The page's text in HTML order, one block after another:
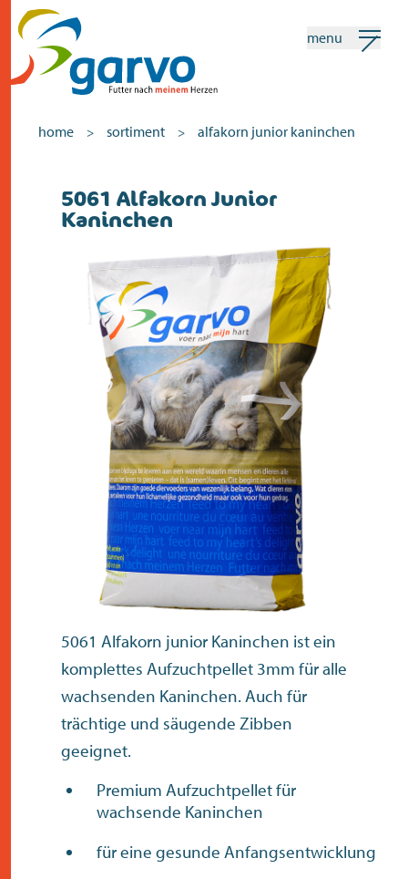
home
das herz
sortiment
geschäfte
neuigkeiten
kontakt
menu
home > sortiment > alfakorn junior kaninchen
5061 Alfakorn Junior
Kaninchen
5061 Alfakorn junior Kaninchen ist ein
komplettes Aufzuchtpellet 3mm für alle
wachsenden Kaninchen. Auch für
trächtige und säugende Zibben
geeignet.
Premium Aufzuchtpellet für
wachsende Kaninchen
für eine gesunde Anfangsentwicklung